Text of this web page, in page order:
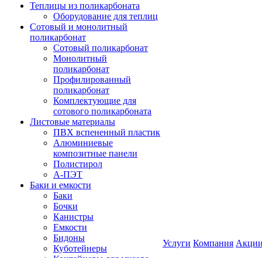
Теплицы из поликарбоната
Оборудование для теплиц
Сотовый и монолитный
поликарбонат
Сотовый поликарбонат
Монолитный
поликарбонат
Профилированный
поликарбонат
Комплектующие для
сотового поликарбоната
Листовые материалы
ПВХ вспененный пластик
Алюминиевые
композитные панели
Полистирол
А-ПЭТ
Баки и емкости
Баки
Бочки
Канистры
Емкости
Бидоны
Куботейнеры
Услуги Компания